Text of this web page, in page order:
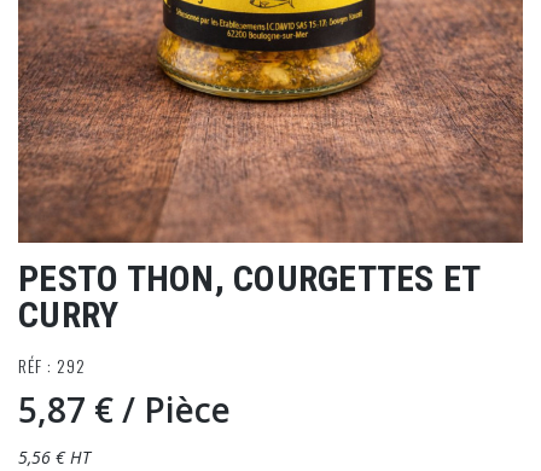
PESTO THON, COURGETTES ET
CURRY
RÉF : 292
5,87 €/ Pièce
5,56 € HT